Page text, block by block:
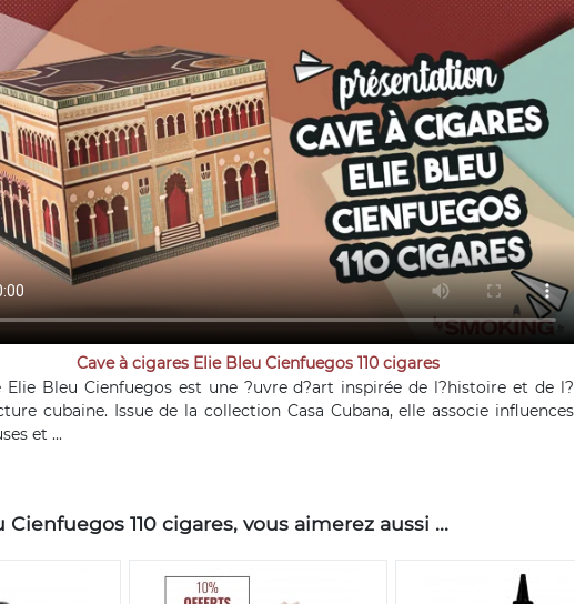
Cave à cigares Elie Bleu Cienfuegos 110 cigares
Elie Bleu Cienfuegos est une ?uvre d?art inspirée de l?histoire et de l?
cubaine. Issue de la collection Casa Cubana, elle associe influences
et ...
110 cigares, vous aimerez aussi ...